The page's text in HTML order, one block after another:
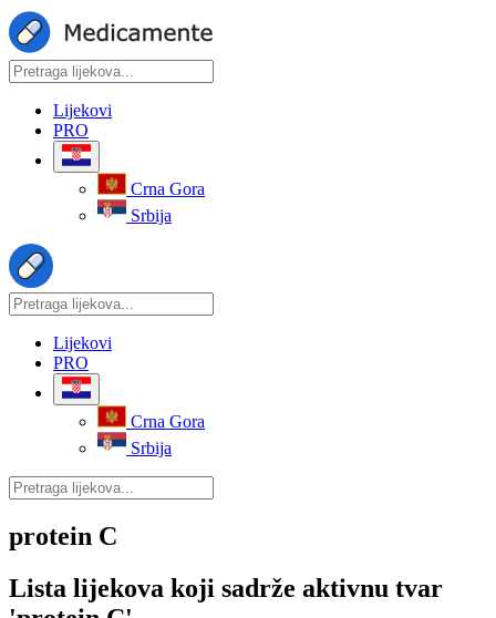
Lijekovi
PRO
Crna Gora
Srbija
Lijekovi
PRO
Crna Gora
Srbija
protein C
Lista lijekova koji sadrže aktivnu tvar